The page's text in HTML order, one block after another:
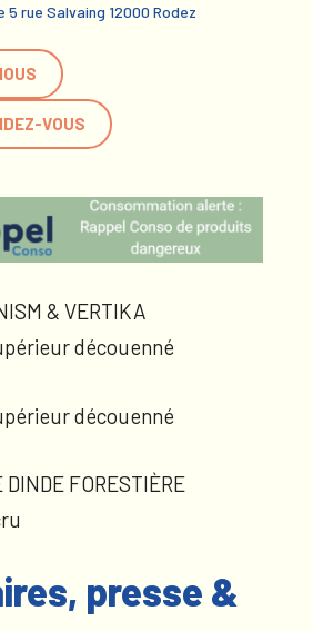
rue Salvaing 12000 Rodez
VOUS
& VERTIKA
découenné
découenné
FORESTIÈRE
presse &